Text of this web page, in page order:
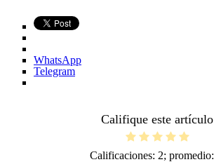
WhatsApp
Telegram
Califique este artículo
Calificaciones: 2; promedio: